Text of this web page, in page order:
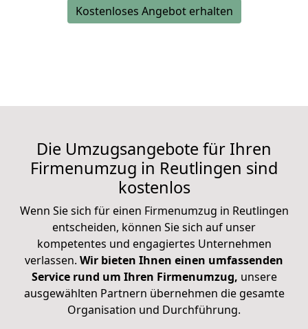
Kostenloses Angebot erhalten
Die Umzugsangebote für Ihren
Firmenumzug in Reutlingen sind
kostenlos
Wenn Sie sich für einen Firmenumzug in Reutlingen
entscheiden, können Sie sich auf unser
kompetentes und engagiertes Unternehmen
verlassen. Wir bieten Ihnen einen umfassenden
Service rund um Ihren Firmenumzug, unsere
ausgewählten Partnern übernehmen die gesamte
Organisation und Durchführung.